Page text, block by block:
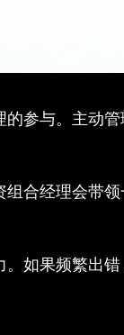
参与。主动
合经理会带
如果频繁出错